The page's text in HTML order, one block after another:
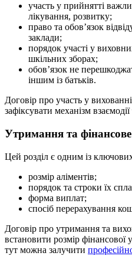
участь у прийнятті
лікування, розвитку;
право та обов’язок
заклади;
порядок участі у
шкільних зборах;
обов’язок не
іншим із батьків.
Договір про участь у
зафіксувати механізм
Утримання та фінансове
Цей розділ є одним із
розмір аліментів;
порядок та строки їх
форма виплат;
спосіб перерахування
Договір про утримання та
встановити розмір
тут можна залучити